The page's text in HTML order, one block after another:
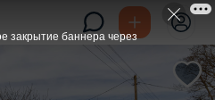
закрытие баннера через